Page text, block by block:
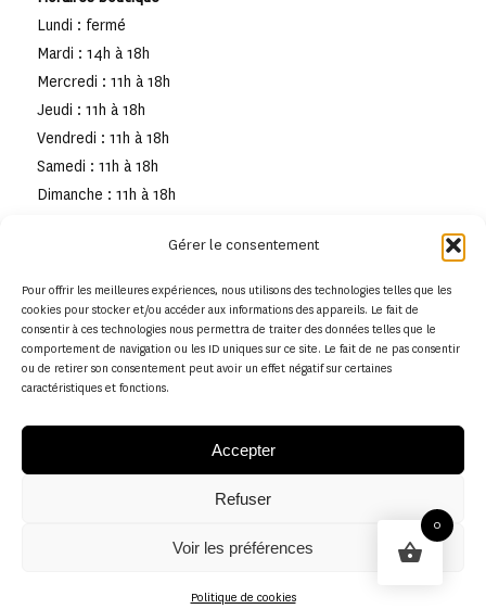
Gérer le consentement
Pour offrir les meilleures expériences, nous utilisons des technologies telles que les
cookies pour stocker et/ou accéder aux informations des appareils. Le fait de
consentir à ces technologies nous permettra de traiter des données telles que le
comportement de navigation ou les ID uniques sur ce site. Le fait de ne pas consentir
ou de retirer son consentement peut avoir un effet négatif sur certaines
caractéristiques et fonctions.
Accepter
Refuser
Voir les préférences
Politique de cookies
Lundi : fermé
Mardi : 14h à 18h
Mercredi : 11h à 18h
Jeudi : 11h à 18h
Vendredi : 11h à 18h
Samedi : 11h à 18h
Dimanche : 11h à 18h
Conditions générales
0